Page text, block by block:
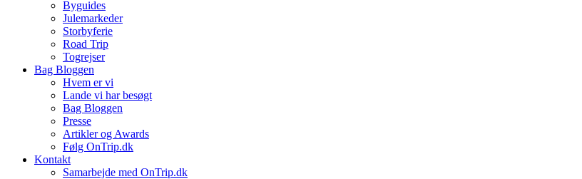
Byguides
Julemarkeder
Storbyferie
Road Trip
Togrejser
Bag Bloggen
Hvem er vi
Lande vi har besøgt
Bag Bloggen
Presse
Artikler og Awards
Følg OnTrip.dk
Kontakt
Samarbejde med OnTrip.dk